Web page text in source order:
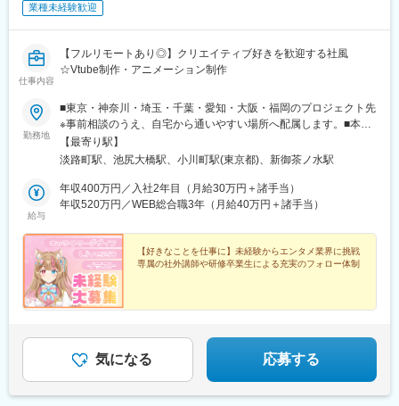
業種未経験歓迎
仕事内容
【フルリモートあり◎】クリエイティブ好きを歓迎する社風
☆Vtube制作・アニメーション制作
勤務地
■東京・神奈川・埼玉・千葉・愛知・大阪・福岡のプロジェクト先
※事前相談のうえ、自宅から通いやすい場所へ配属します。■本社
／東京都千代田区神田淡路町1丁目9-5 天翔御茶ノ水ビル505■新事
務所オープン！／東京都目黒区大橋2-24-1-803◎転居を伴う転勤
口徒歩5分JR中央・総武線（各駅停車） 御茶ノ水駅 聖橋口徒歩5
分JR山手線・総武線 秋葉原駅 電気街口徒歩12分東京メトロ千代
駅 エレベーター口、A5出口徒歩2分都営地下鉄新宿線 小川町
駅 A7出口徒歩2分
【最寄り駅】
淡路町駅、池尻大橋駅、小川町駅(東京都)、新御茶ノ水駅
給与
年収400万円／入社2年目（月給30万円＋諸手当）
年収520万円／WEB総合職3年（月給40万円＋諸手当）
【好きなことを仕事に】未経験からエンタメ業界に挑戦
専属の社外講師や研修卒業生による充実のフォロー体制
気になる 応募する